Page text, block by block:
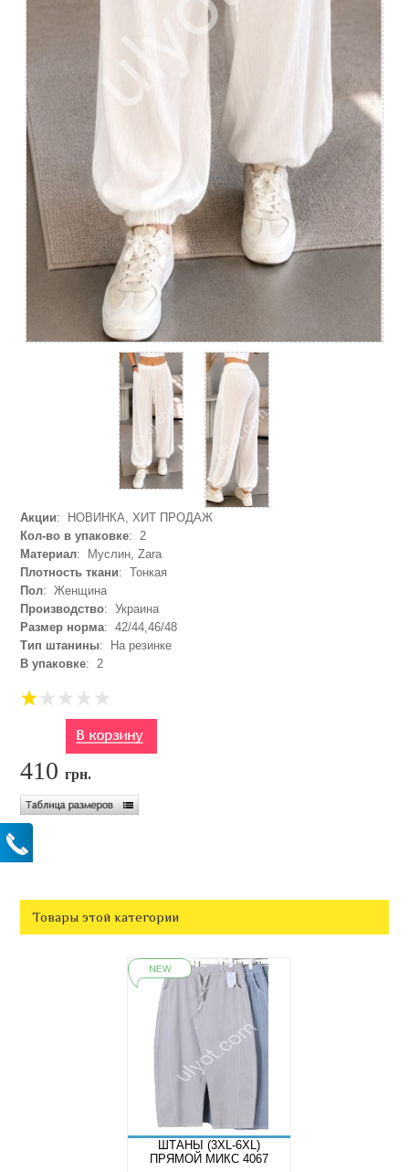
Акции: НОВИНКА, ХИТ ПРОДАЖ
Кол-во в упаковке: 2
Материал: Муслин, Zara
Плотность ткани: Тонкая
Пол: Женщина
Производство: Украина
Размер норма: 42/44,46/48
Тип штанины: На резинке
В упаковке: 2
410грн.
Товары этой категории
ШТАНЫ (3XL-6XL)
ПРЯМОЙ МИКС 4067